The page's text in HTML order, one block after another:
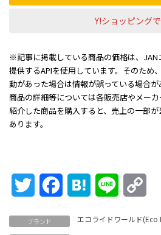
Y!ショッピング
※記事に掲載している商品の価格は、JAN
提供するAPIを使用しています。そのため
動があった場合は情報が誤っている場合
商品の詳細等については各販売店やメー
紹介した商品を購入すると、売上の一部
あります。
Twitter FacebookHatena Line
ブランド エコライドワールド(Eco